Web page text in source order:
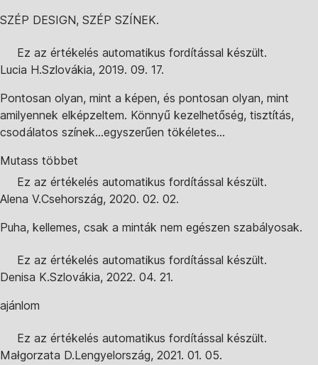
SZÉP DESIGN, SZÉP SZÍNEK.
Ez az értékelés automatikus fordítással készült.
Lucia H.Szlovákia, 2019. 09. 17.
Pontosan olyan, mint a képen, és pontosan olyan, mint
amilyennek elképzeltem. Könnyű kezelhetőség, tisztítás,
csodálatos színek...egyszerűen tökéletes...
Mutass többet
Ez az értékelés automatikus fordítással készült.
Alena V.Csehország, 2020. 02. 02.
Puha, kellemes, csak a minták nem egészen szabályosak.
Ez az értékelés automatikus fordítással készült.
Denisa K.Szlovákia, 2022. 04. 21.
ajánlom
Ez az értékelés automatikus fordítással készült.
Małgorzata D.Lengyelország, 2021. 01. 05.